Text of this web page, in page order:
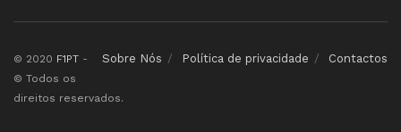
Sobre Nós Política de privacidade Contactos
© 2020 F1PT -
© Todos os
direitos reservados.